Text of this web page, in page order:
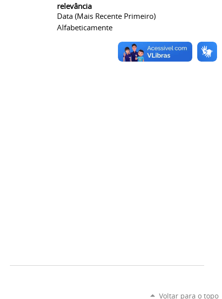
relevância
Data (mais Recente Primeiro)
Alfabeticamente
Voltar para o topo